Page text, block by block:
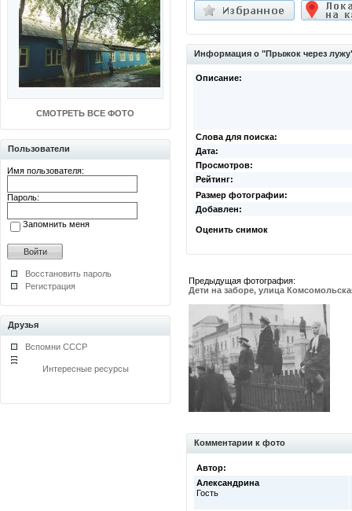
СМОТРЕТЬ ВСЕ ФОТО
Пользователи
Имя пользователя:
Пароль:
Запомнить меня
Восстановить пароль
Регистрация
Друзья
Вспомни СССР
Интересные ресурсы
Информация о "Прыжок через
Описание:
Слова для поиска:
Дата:
Просмотров:
Рейтинг:
Размер фотографии:
Добавлен:
Оценить снимок
Предыдущая фотография:
Дети на заборе, улица
Комментарии к фото
Автор:
Александрина
Гость